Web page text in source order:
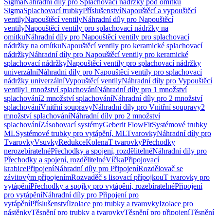
SigmaNáhradní díly pro Splachovací nádržky pod omítku
SigmaSplachovací trubkyPříslušenstvíNapouštěcí a vypouštěcí
ventilyNapouštěcí ventilyNáhradní díly pro Napouštěcí
ventilyNapouštěcí ventily pro splachovací nádržky na
omítkuNáhradní díly pro Napouštěcí ventily pro splachovací
nádržky na omítkuNapouštěcí ventily pro keramické splachovací
nádržkyNáhradní díly pro Napouštěcí ventily pro keramické
splachovací nádržkyNapouštěcí ventily pro splachovací nádržky
univerzálníNáhradní díly pro Napouštěcí ventily pro splachovací
nádržky univerzálníVypouštěcí ventilyNáhradní díly pro Vypouštěcí
ventily1 množství splachováníNáhradní díly pro 1 množství
splachování2 množství splachováníNáhradní díly pro 2 množství
splachováníVnitřní soupravyNáhradní díly pro Vnitřní soupravy2
množství splachováníNáhradní díly pro 2 množství
splachováníZásobovací systémyGeberit FlowFitSystémové trubky
MLSystémové trubky pro vytápění, MLTvarovkyNáhradní díly pro
TvarovkyVsuvkyRedukceKolenaT tvarovkyPřechodky
nerozebíratelnéPřechodky a spojení, rozdělitelnéNáhradní díly pro
Přechodky a spojení, rozdělitelnéVíčkaPřipojovací
krabicePřipojeníNáhradní díly pro PřipojeníRozdělovač se
závitovým připojenímRozvaděč s lisovací přípojkouT tvarovky pro
vytápěníPřechodky a spojky pro vytápění, rozebíratelnéPřipojení
pro vytápěníNáhradní díly pro Připojení pro
vytápěníPříslušenstvíIzolace pro trubky a tvarovkyIzolace pro
nástěnkyTěsnění pro trubky a tvarovkyTěsnění pro připojeníTěsnění